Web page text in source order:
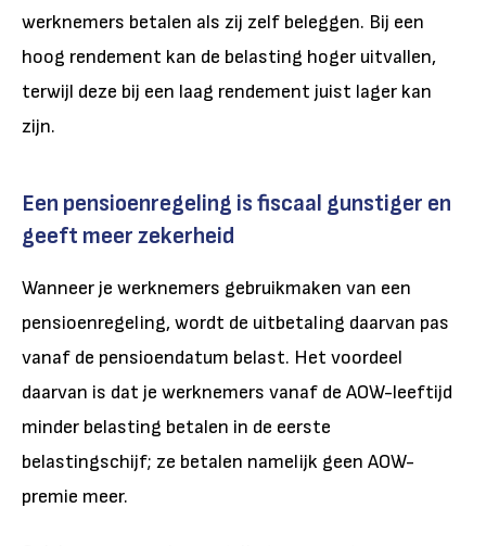
werknemers betalen als zij zelf beleggen. Bij een
hoog rendement kan de belasting hoger uitvallen,
terwijl deze bij een laag rendement juist lager kan
zijn.
Een pensioenregeling is fiscaal gunstiger en
geeft meer zekerheid
Wanneer je werknemers gebruikmaken van een
pensioenregeling, wordt de uitbetaling daarvan pas
vanaf de pensioendatum belast. Het voordeel
daarvan is dat je werknemers vanaf de AOW-leeftijd
minder belasting betalen in de eerste
belastingschijf; ze betalen namelijk geen AOW-
premie meer.